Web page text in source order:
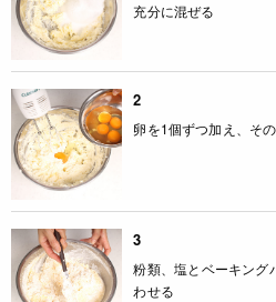
充分に混ぜる
2
卵を1個ずつ加え、そ
3
粉類、塩とベーキング
わせる